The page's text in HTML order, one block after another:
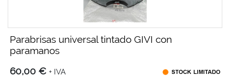
Parabrisas universal tintado GIVI con
paramanos
60,00 € + IVA